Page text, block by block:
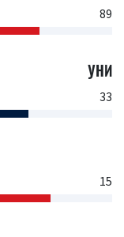
89
УНИ
33
15